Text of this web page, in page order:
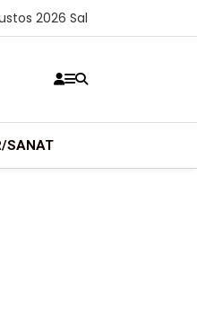
2026 Sal
SANAT